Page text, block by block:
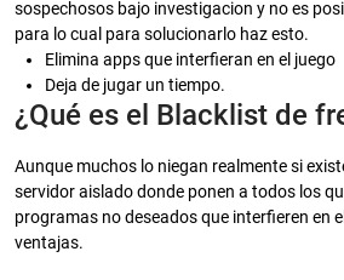
sospechosos bajo investigacion y no es
para lo cual para solucionarlo haz esto.
Elimina apps que interfieran en el juego
Deja de jugar un tiempo.
¿Qué es el Blacklist de
Aunque muchos lo niegan realmente si
servidor aislado donde ponen a todos los
programas no deseados que interfieren en
ventajas.